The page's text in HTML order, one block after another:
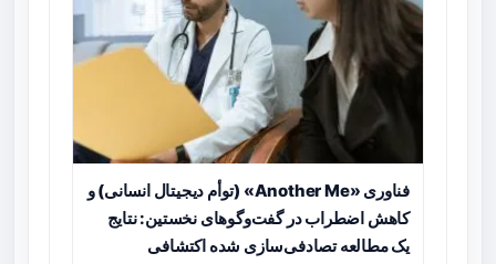
فناوری «Another Me» (توأم دیجیتال انسانی) و
کاهش اضطراب در گفت‌وگوهای نخستین: نتایج
یک مطالعه تصادفی‌سازی شده اکتشافی